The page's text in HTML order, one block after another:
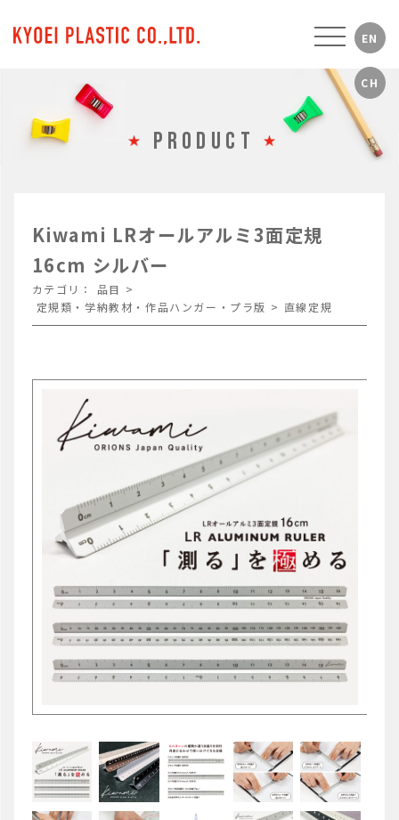
PRODUCT
Kiwami LRオールアルミ3面定規
16cm シルバー
カテゴリ： 品目 >
定規類・学納教材・作品ハンガー・プラ版 > 直線定規